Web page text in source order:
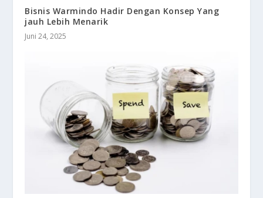
Bisnis Warmindo Hadir Dengan Konsep Yang
jauh Lebih Menarik
Juni 24, 2025